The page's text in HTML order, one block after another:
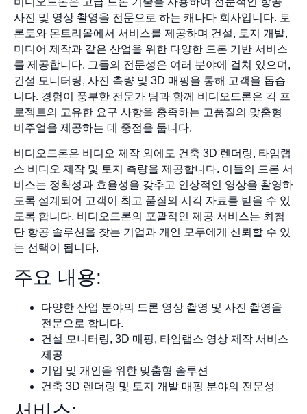
사진 및 영상 촬영을 전문으로 하는 캐나다 회사입니다. 토
론토와 몬트리올에서 서비스를 제공하며 건설, 토지 개발,
미디어 제작과 같은 산업을 위한 다양한 드론 기반 서비스
를 제공합니다. 그들의 전문성은 여러 분야에 걸쳐 있으며,
건설 모니터링, 사진 측량 및 3D 매핑을 통해 고객을 돕습
니다. 경험이 풍부한 전문가 팀과 함께 비디오드론은 각 프
로젝트의 고유한 요구 사항을 충족하는 고품질의 맞춤형
비주얼을 제공하는 데 중점을 둡니다.
비디오드론은 비디오 제작 외에도 건축 3D 렌더링, 타임랩
스 비디오 제작 및 토지 측량을 제공합니다. 이들의 드론 서
비스는 정확성과 효율성을 갖추고 인상적인 영상을 촬영하
도록 설계되어 고객이 최고 품질의 시각 자료를 받을 수 있
도록 합니다. 비디오드론의 포괄적인 제공 서비스는 최첨
단 항공 솔루션을 찾는 기업과 개인 모두에게 신뢰할 수 있
는 선택이 됩니다.
주요 내용:
다양한 산업 분야의 드론 영상 촬영 및 사진 촬영을
전문으로 합니다.
건설 모니터링, 3D 매핑, 타임랩스 영상 제작 서비스
제공
기업 및 개인을 위한 맞춤형 솔루션
건축 3D 렌더링 및 토지 개발 매핑 분야의 전문성